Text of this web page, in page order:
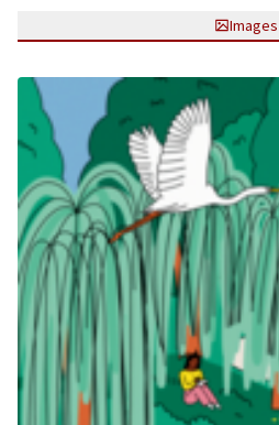
Images